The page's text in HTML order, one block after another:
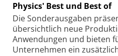
Physics' Best und Best of
Die Sonder­ausgaben
übersichtlich neue
Anwendungen und bieten
Unternehmen ein